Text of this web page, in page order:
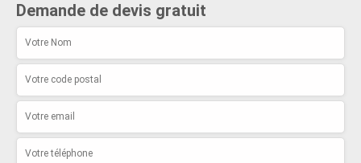
Demande de devis gratuit